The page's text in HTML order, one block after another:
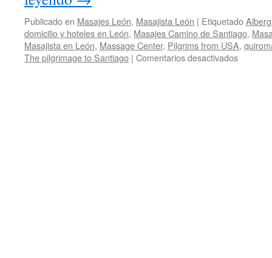
Publicado en Masajes León, Masajista León | Etiquetado
domicilio y hoteles en León, Masajes Camino de Santiago,
Masajista en León, Massage Center, Pilgrims from USA,
The pilgrimage to Santiago | Comentarios desactivadosen